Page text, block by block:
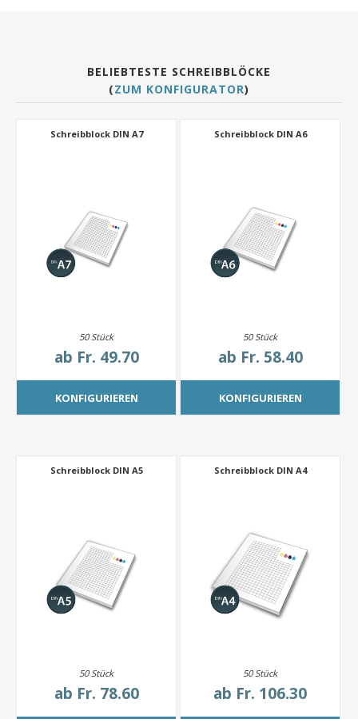
BELIEBTESTE SCHREIBBLÖCKE
(ZUM KONFIGURATOR)
Schreibblock DIN A7
50 Stück
ab Fr. 49.70
KONFIGURIEREN
Schreibblock DIN A6
50 Stück
ab Fr. 58.40
KONFIGURIEREN
Schreibblock DIN A5
50 Stück
ab Fr. 78.60
Schreibblock DIN A4
50 Stück
ab Fr. 106.30